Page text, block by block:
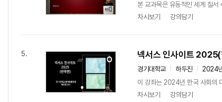
본 교과목은 유동적인 세계 질서
차시보기
강의담기
5. 넥서스 인사이트
경기대학교 하두진
2024
이 강좌는 2024년 한국 사회의
차시보기
강의담기